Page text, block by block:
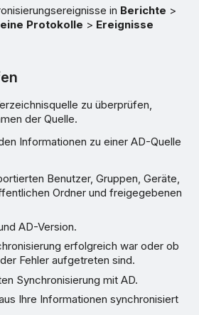
in Berichte >
Protokolle > Ereignisse
zu überprüfen,
der Quelle.
Informationen zu einer AD-Quelle
Benutzer, Gruppen, Geräte,
Ordner und freigegebenen
AD-Version.
erfolgreich war oder ob
Fehler aufgetreten sind.
Synchronisierung mit AD.
Ihre Informationen synchronisiert